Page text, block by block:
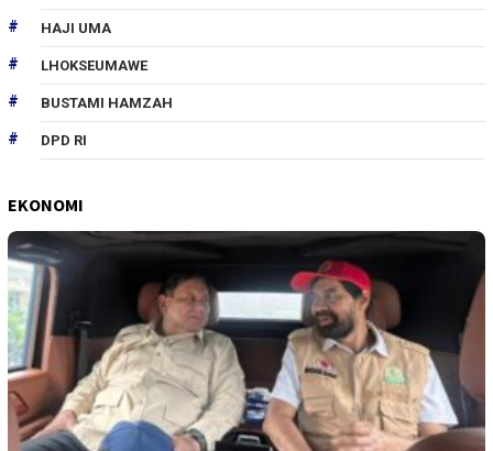
HAJI UMA
LHOKSEUMAWE
BUSTAMI HAMZAH
DPD RI
EKONOMI